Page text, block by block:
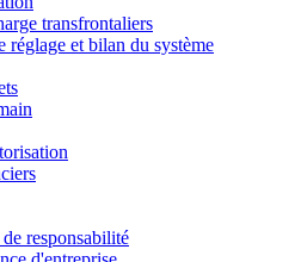
transfrontaliers
réglage et bilan du système
responsabilité